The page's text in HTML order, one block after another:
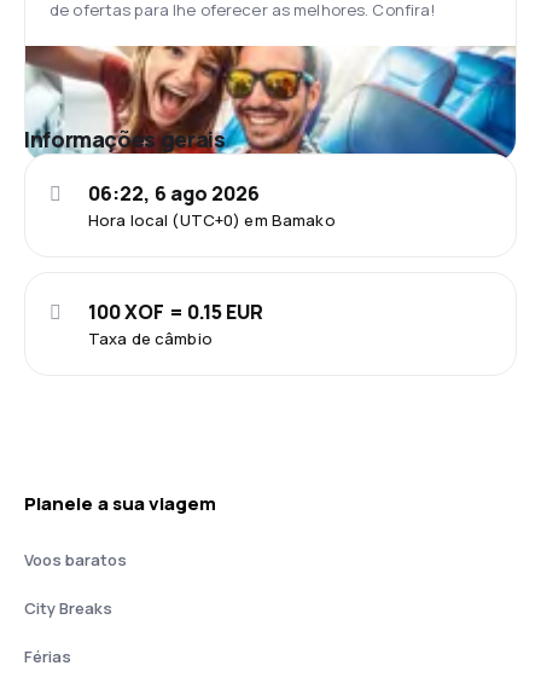
de ofertas para lhe oferecer as melhores. Confira!
Informações gerais
Hora local (UTC+0) em Bamako
06:22, 6 ago 2026
Taxa de câmbio
100 XOF = 0.15 EUR
Planeie a sua viagem
Voos baratos
City Breaks
Férias